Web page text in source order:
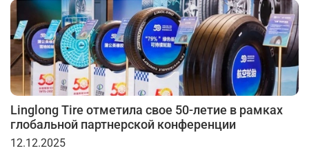
Linglong Tire отметила свое 50-летие в рамках
глобальной партнерской конференции
12.12.2025